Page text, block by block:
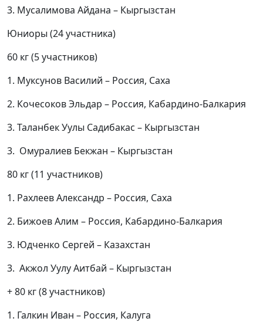
3. Мусалимова Айдана – Кыргызстан
Юниоры (24 участника)
60 кг (5 участников)
1. Муксунов Василий – Россия, Саха
2. Кочесоков Эльдар – Россия, Кабардино-Балкария
3. Таланбек Уулы Садибакас – Кыргызстан
3. Омуралиев Бекжан – Кыргызстан
80 кг (11 участников)
1. Рахлеев Александр – Россия, Саха
2. Бижоев Алим – Россия, Кабардино-Балкария
3. Юдченко Сергей – Казахстан
3. Акжол Уулу Аитбай – Кыргызстан
+ 80 кг (8 участников)
1. Галкин Иван – Россия, Калуга